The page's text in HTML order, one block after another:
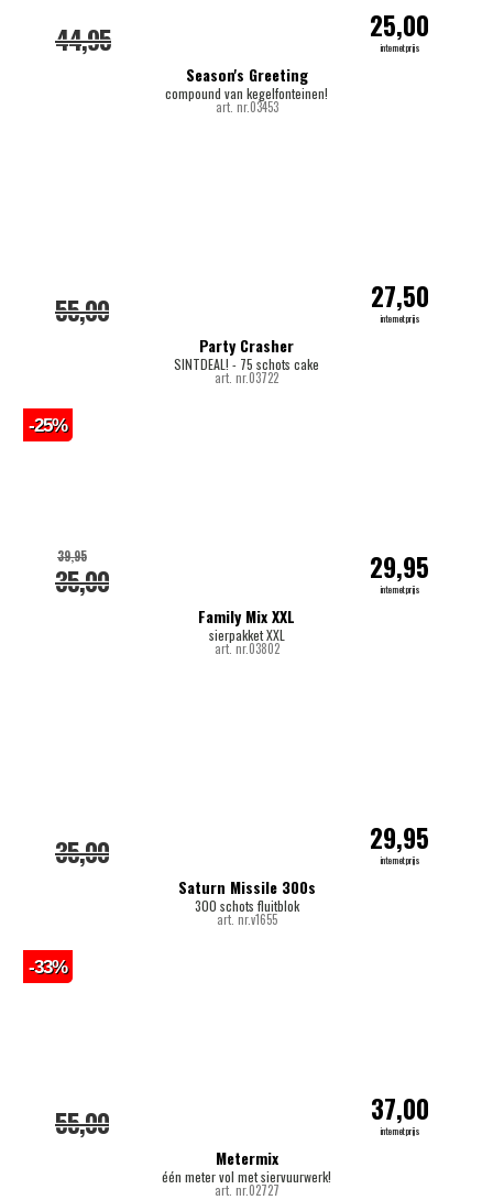
Season's Greeting
compound van kegelfonteinen!
art. nr.03453
44,95 25,00
internetprijs
Party Crasher
SINTDEAL! - 75 schots cake
art. nr.03722
55,00 27,50
internetprijs
Family Mix XXL
sierpakket XXL
art. nr.03802
35,00
39,95 29,95
internetprijs
-25%
Saturn Missile 300s
300 schots fluitblok
art. nr.v1655
35,00 29,95
internetprijs
Metermix
één meter vol met siervuurwerk!
art. nr.02727
55,00 37,00
internetprijs
-33%